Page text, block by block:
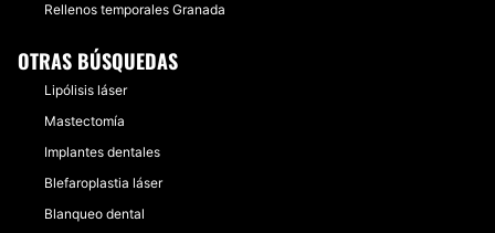
Rellenos temporales Granada
OTRAS BÚSQUEDAS
Lipólisis láser
Mastectomía
Implantes dentales
Blefaroplastia láser
Blanqueo dental